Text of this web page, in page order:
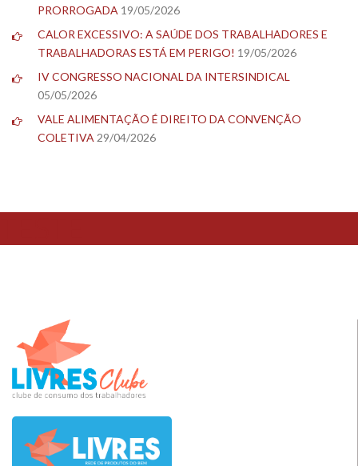
PRORROGADA 19/05/2026
CALOR EXCESSIVO: A SAÚDE DOS TRABALHADORES E
TRABALHADORAS ESTÁ EM PERIGO! 19/05/2026
IV CONGRESSO NACIONAL DA INTERSINDICAL
05/05/2026
VALE ALIMENTAÇÃO É DIREITO DA CONVENÇÃO
COLETIVA 29/04/2026
TESTE